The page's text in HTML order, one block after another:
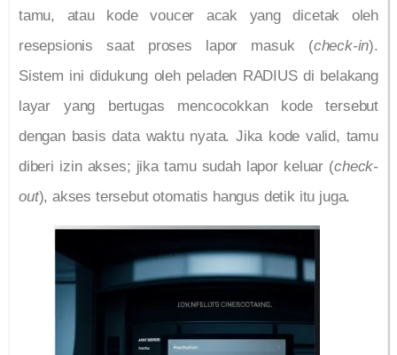
tamu, atau kode voucer acak yang dicetak oleh
resepsionis saat proses lapor masuk (check-in).
Sistem ini didukung oleh peladen RADIUS di belakang
layar yang bertugas mencocokkan kode tersebut
dengan basis data waktu nyata. Jika kode valid, tamu
diberi izin akses; jika tamu sudah lapor keluar (check-
out), akses tersebut otomatis hangus detik itu juga.